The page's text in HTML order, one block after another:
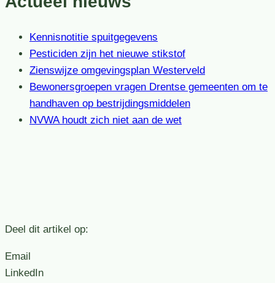
Kennisnotitie spuitgegevens
Pesticiden zijn het nieuwe stikstof
Zienswijze omgevingsplan Westerveld
Bewonersgroepen vragen Drentse gemeenten om te
handhaven op bestrijdingsmiddelen
NVWA houdt zich niet aan de wet
Deel dit artikel op:
Email
LinkedIn